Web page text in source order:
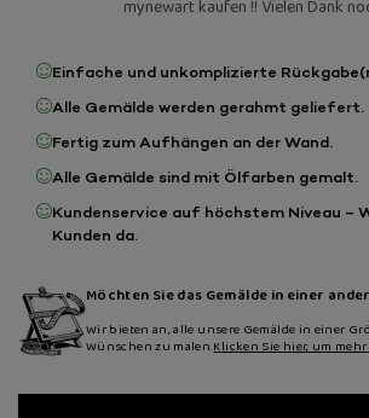
mynewart kaufen !! Vielen Dank
Einfache und unkomplizierte Rückgabe
Alle Gemälde werden gerahmt geliefert.
Fertig zum Aufhängen an der Wand.
Alle Gemälde sind mit Ölfarben gemalt.
Kundenservice auf höchstem Niveau –
Kunden da.
Möchten Sie das Gemälde in einer
Wir bieten an, alle unsere Gemälde in einer
Wünschen zu malen.Klicken Sie hier, um